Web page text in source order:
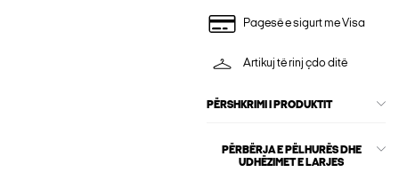
Pagesë e sigurt me Visa
Artikuj të rinj çdo ditë
PËRSHKRIMI I PRODUKTIT
PËRBËRJA E PËLHURËS DHE
UDHËZIMET E LARJES